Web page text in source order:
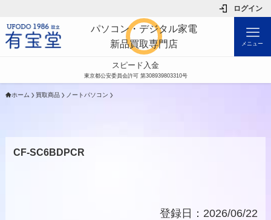
ログイン
パソコン・デジタル家電
新品買取専門店
メニュー
スピード入金
東京都公安委員会許可 第308939803310号
ホーム 買取商品 ノートパソコン
CF-SC6BDPCR
登録日：2026/06/22